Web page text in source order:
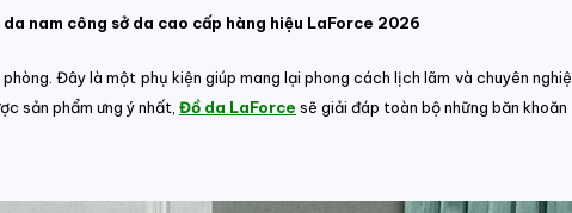
da nam công sở da cao cấp hàng hiệu LaForce 2026
Đây là một phụ kiện giúp mang lại phong cách lịch lãm và chuyên
sản phẩm ưng ý nhất, Đồ da LaForce sẽ giải đáp toàn bộ những băn khoăn